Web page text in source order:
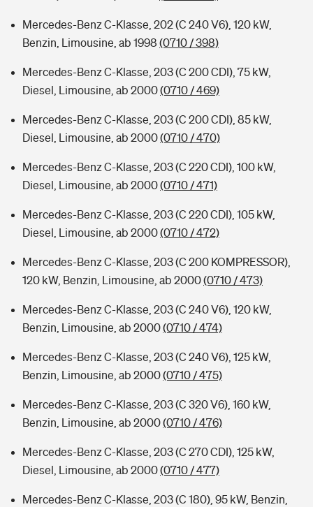
Mercedes-Benz C-Klasse, 202 (C 240 V6), 120 kW,
Benzin, Limousine, ab 1998 (0710 / 398)
Mercedes-Benz C-Klasse, 203 (C 200 CDI), 75 kW,
Diesel, Limousine, ab 2000(0710 / 469)
Mercedes-Benz C-Klasse, 203 (C 200 CDI), 85 kW,
Diesel, Limousine, ab 2000(0710 / 470)
Mercedes-Benz C-Klasse, 203 (C 220 CDI), 100 kW,
Diesel, Limousine, ab 2000(0710 / 471)
Mercedes-Benz C-Klasse, 203 (C 220 CDI), 105 kW,
Diesel, Limousine, ab 2000(0710 / 472)
Mercedes-Benz C-Klasse, 203 (C 200 KOMPRESSOR),
120 kW, Benzin, Limousine, ab 2000(0710 / 473)
Mercedes-Benz C-Klasse, 203 (C 240 V6), 120 kW,
Benzin, Limousine, ab 2000(0710 / 474)
Mercedes-Benz C-Klasse, 203 (C 240 V6), 125 kW,
Benzin, Limousine, ab 2000(0710 / 475)
Mercedes-Benz C-Klasse, 203 (C 320 V6), 160 kW,
Benzin, Limousine, ab 2000(0710 / 476)
Mercedes-Benz C-Klasse, 203 (C 270 CDI), 125 kW,
Diesel, Limousine, ab 2000(0710 / 477)
Mercedes-Benz C-Klasse, 203 (C 180), 95 kW, Benzin,